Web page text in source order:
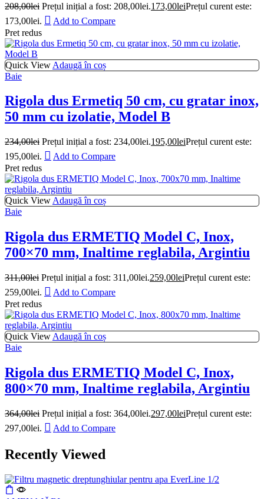
208,00lei Prețul inițial a fost: 208,00lei.173,00leiPrețul curent este:
173,00lei.
Add to Compare
Pret redus
Quick View Adaugă în coș
Baie
Rigola dus Ermetiq 50 cm, cu gratar inox,
50 mm cu izolatie, Model B
234,00lei Prețul inițial a fost: 234,00lei.195,00leiPrețul curent este:
195,00lei.
Add to Compare
Pret redus
Quick View Adaugă în coș
Baie
Rigola dus ERMETIQ Model C, Inox,
700×70 mm, Inaltime reglabila, Argintiu
311,00lei Prețul inițial a fost: 311,00lei.259,00leiPrețul curent este:
259,00lei.
Add to Compare
Pret redus
Quick View Adaugă în coș
Baie
Rigola dus ERMETIQ Model C, Inox,
800×70 mm, Inaltime reglabila, Argintiu
364,00lei Prețul inițial a fost: 364,00lei.297,00leiPrețul curent este:
297,00lei.
Add to Compare
Recently Viewed